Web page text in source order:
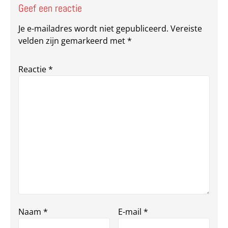
Geef een reactie
Je e-mailadres wordt niet gepubliceerd. Vereiste
velden zijn gemarkeerd met*
Reactie*
Naam * E-mail *